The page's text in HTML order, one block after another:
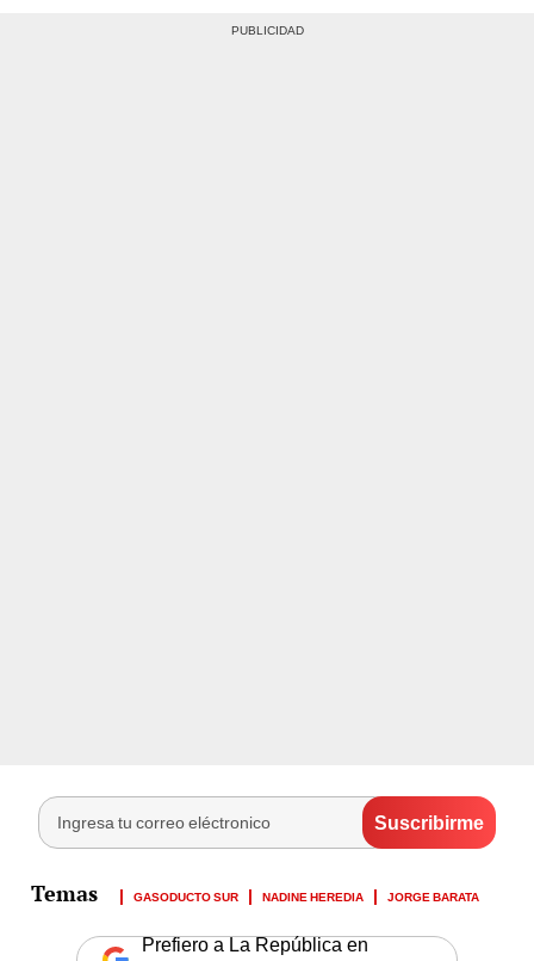
GASODUCTO SUR NADINE HEREDIA JORGE BARATA
Prefiero a La República en